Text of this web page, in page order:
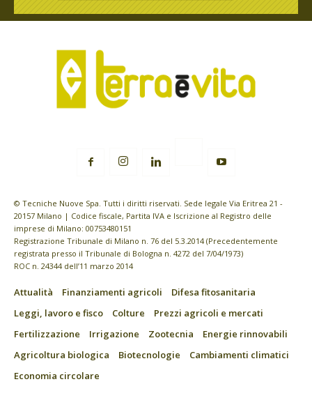
© Tecniche Nuove Spa. Tutti i diritti riservati. Sede legale Via Eritrea 21 -
20157 Milano | Codice fiscale, Partita IVA e Iscrizione al Registro delle
imprese di Milano: 00753480151
Registrazione Tribunale di Milano n. 76 del 5.3.2014 (Precedentemente
registrata presso il Tribunale di Bologna n. 4272 del 7/04/1973)
ROC n. 24344 dell’11 marzo 2014
Attualità Finanziamenti agricoli
Difesa fitosanitaria
Leggi, lavoro e fisco
Colture
Prezzi agricoli e mercati
Fertilizzazione
Irrigazione Zootecnia
Energie rinnovabili
Agricoltura biologica
Biotecnologie
Cambiamenti climatici
Economia circolare